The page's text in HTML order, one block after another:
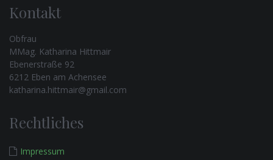
Kontakt
Obfrau
MMag. Katharina Hittmair
Ebenerstraße 92
6212 Eben am Achensee
katharina.hittmair@gmail.com
Rechtliches
Impressum